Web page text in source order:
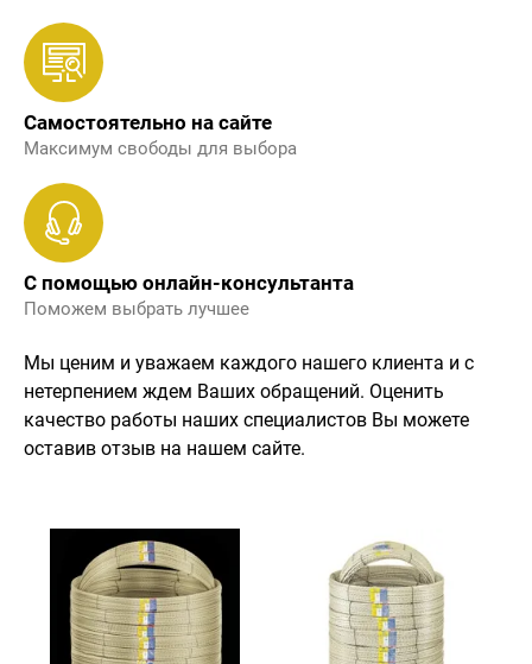
Самостоятельно на сайте
Максимум свободы для выбора
С помощью онлайн-консультанта
Поможем выбрать лучшее
Мы ценим и уважаем каждого нашего клиента и с
нетерпением ждем Ваших обращений. Оценить
качество работы наших специалистов Вы можете
оставив отзыв на нашем сайте.